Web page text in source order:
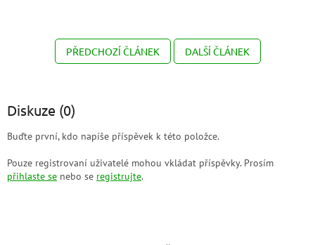
PŘEDCHOZÍ ČLÁNEK DALŠÍ ČLÁNEK
Diskuze (0)
Buďte první, kdo napíše příspěvek k této položce.
Pouze registrovaní uživatelé mohou vkládat příspěvky. Prosím
přihlaste se nebo se registrujte.